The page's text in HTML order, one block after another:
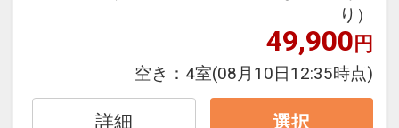
※宿泊期間中すべての日において人数・
氏名・客室タイプ・食事条件・プラン同
一であることが割引適用の条件となりま
す。
●グループホテルオリジナル「日本最西
端・最南端 竹富島の湯」の入浴剤の素１
パック付！
り）
49,900円
空き： 4室(08月10日12:35時点)
詳細 選択